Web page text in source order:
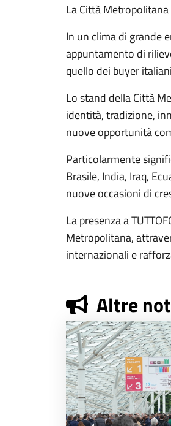
La Città
In un clima di grande
appuntamento di
quello dei buyer
Lo stand della Città
identità, tradizione,
nuove opportunità
Particolarmente
Brasile, India, Iraq,
nuove occasioni di
La presenza a
Metropolitana,
internazionali e
Altre